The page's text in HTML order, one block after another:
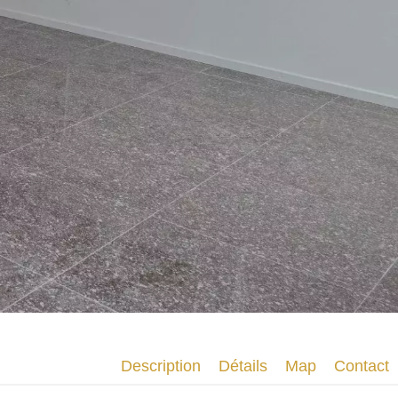
Description Détails Map Contact